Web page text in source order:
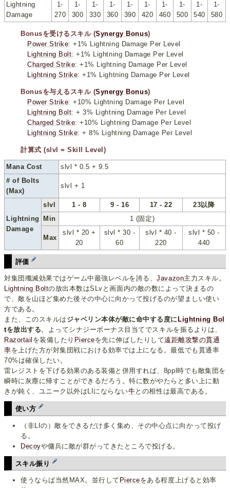
Lightning
Damage
1-
270
1-
300
1-
330
1-
360
1-
390
1-
420
1-
460
1-
500
1-
540
1-
580
Bonusを受けるスキル (Synergy Bonus)
Power Strike: +1% Lightning Damage Per Level
Lightning Bolt: +1% Lightning Damage Per Level
Charged Strike: +1% Lightning Damage Per Level
Lightning Strike: +1% Lightning Damage Per Level
Bonusを与えるスキル (Synergy Bonus)
Power Strike: +10% Lightning Damage Per Level
Lightning Bolt: + 3% Lightning Damage Per Level
Charged Strike: +10% Lightning Damage Per Level
Lightning Strike: + 8% Lightning Damage Per Level
計算式 (slvl = Skill Level)
Mana Cost
slvl * 0.5 + 9.5
# of Bolts
(Max)
slvl + 1
Lightning
Damage
slvl 1 - 8 9 - 16 17 - 22
23以降
Min
1 (固定)
Max
slvl * 20 +
20
slvl * 30 -
60
slvl * 40 -
220
slvl * 50 -
440
評価
対集団殲滅効果ではゲーム中最強レベルを誇る、Javazon主力スキル。
Lightning Boltの放出本数はSLvと画面内の敵の数によって決まるの
で、敵を山ほど集めた後その中心に向かって投げるのが望ましい使い
方である。
また、このスキルは ジャベリン本体が敵に命中する度に Lightning Bol
tを放出する。よってシナジーボーナス目当てでスキルを振るよりは、
Razortail を装備したり Pierceを先に伸ばしたりして遠距離攻撃の貫通
率を上げた方が対集団戦における効率では上になる。最低でも貫通率
70%は確保したい。
雷レジストを下げる効果のある装備と併用すれば、8ppl時でも敵集団を
瞬時に灰塵に帰すことができるだろう。特に数がやたらと多い上に動
きが鈍く、ユニーク以外はLIにならない牛との相性は最高である。
使い方
（非LIの）敵をできるだけ多く集め、その中心点に向かって投げ
る。
Decoyや傭兵に敵が群がってきたところで投げる。
スキル振り
使うならば当然MAX。並行して Pierceをある程度上げると効率